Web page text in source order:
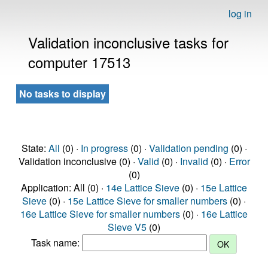
log in
Validation inconclusive tasks for
computer 17513
No tasks to display
State: All (0) · In progress(0) · Validation pending (0) ·
Validation inconclusive (0) · Valid (0) · Invalid (0) · Error
(0)
Application: All (0) · 14e Lattice Sieve (0) · 15e Lattice
Sieve (0) · 15e Lattice Sieve for smaller numbers (0) ·
16e Lattice Sieve for smaller numbers (0) · 16e Lattice
Sieve V5 (0)
Task name: